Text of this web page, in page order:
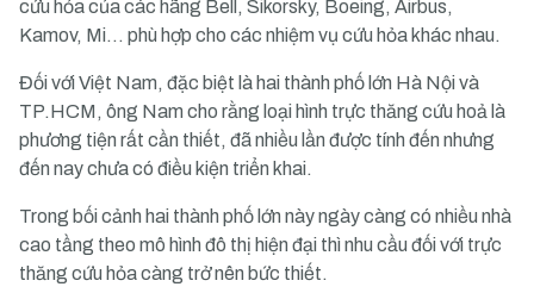
cứu hỏa của các hãng Bell, Sikorsky, Boeing, Airbus,
Kamov, Mi… phù hợp cho các nhiệm vụ cứu hỏa khác nhau.
Đối với Việt Nam, đặc biệt là hai thành phố lớn Hà Nội và
TP.HCM, ông Nam cho rằng loại hình trực thăng cứu hoả là
phương tiện rất cần thiết, đã nhiều lần được tính đến nhưng
đến nay chưa có điều kiện triển khai.
Trong bối cảnh hai thành phố lớn này ngày càng có nhiều nhà
cao tầng theo mô hình đô thị hiện đại thì nhu cầu đối với trực
thăng cứu hỏa càng trở nên bức thiết.